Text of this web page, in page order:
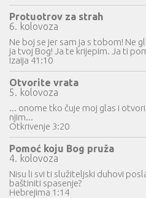
Protuotrov za strah
6. kolovoza
Ne boj se jer sam ja s tobom! Ne
ja tvoj Bog! Ja te krijepim. Ja ti
Izaija 41:10
Otvorite vrata
5. kolovoza
... onome tko čuje moj glas i
njim...
Otkrivenje 3:20
Pomoć koju Bog pruža
4. kolovoza
Nisu li svi ti služiteljski duhovi
baštiniti spasenje?
Hebrejima 1:14